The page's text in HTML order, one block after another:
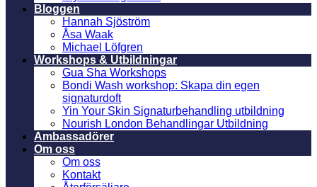
Bloggen
Hannah Sjöström
Åsa Waak
Michael Löfgren
Workshops & Utbildningar
Gua Sha Workshops
Bondi Wash workshop: Skapa din egen
signaturdoft
Yin Your Skin Signaturbehandling utbildning
Nourish London Behandlingar Utbildning
Ambassadörer
Om oss
Om oss
Kontakt